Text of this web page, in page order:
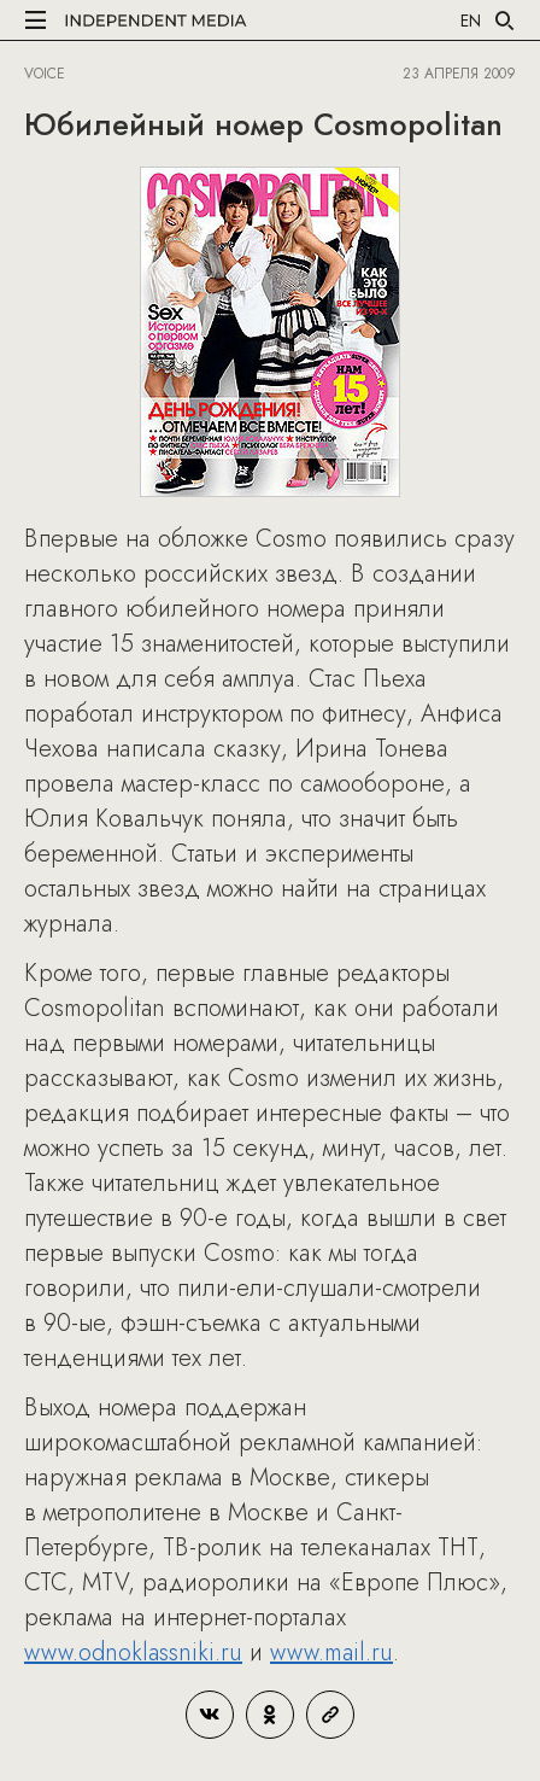
EN
VOICE 23 АПРЕЛЯ 2009
Юбилейный номер Cosmopolitan
Впервые на обложке Cosmo появились сразу
несколько российских звезд. В создании
главного юбилейного номера приняли
участие 15 знаменитостей, которые выступили
в новом для себя амплуа. Стас Пьеха
поработал инструктором по фитнесу, Анфиса
Чехова написала сказку, Ирина Тонева
провела мастер-класс по самообороне, а
Юлия Ковальчук поняла, что значит быть
беременной. Статьи и эксперименты
остальных звезд можно найти на страницах
журнала.
Кроме того, первые главные редакторы
Cosmopolitan вспоминают, как они работали
над первыми номерами, читательницы
рассказывают, как Cosmo изменил их жизнь,
редакция подбирает интересные факты – что
можно успеть за 15 секунд, минут, часов, лет.
Также читательниц ждет увлекательное
путешествие в 90-е годы, когда вышли в свет
первые выпуски Cosmo: как мы тогда
говорили, что пили-ели-слушали-смотрели
в 90-ые, фэшн-съемка с актуальными
тенденциями тех лет.
Выход номера поддержан
широкомасштабной рекламной кампанией:
наружная реклама в Москве, стикеры
в метрополитене в Москве и Санкт-
Петербурге, ТВ-ролик на телеканалах ТНТ,
СТС, MTV, радиоролики на «Европе Плюс»,
реклама на интернет-порталах
www.odnoklassniki.ru и www.mail.ru.